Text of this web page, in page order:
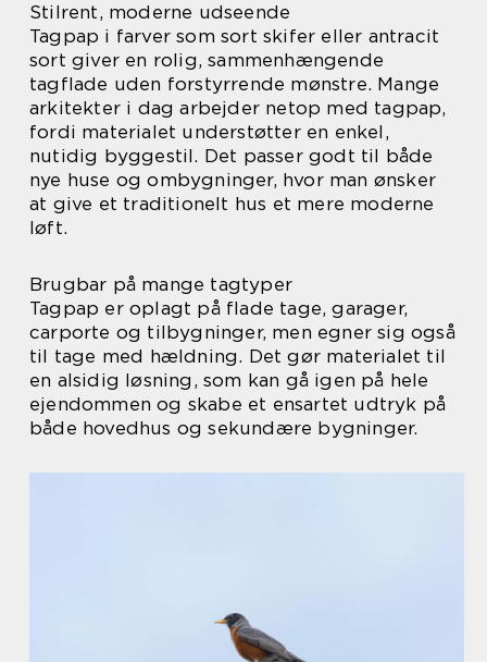
Stilrent, moderne udseende
Tagpap i farver som sort skifer eller antracit
sort giver en rolig, sammenhængende
tagflade uden forstyrrende mønstre. Mange
arkitekter i dag arbejder netop med tagpap,
fordi materialet understøtter en enkel,
nutidig byggestil. Det passer godt til både
nye huse og ombygninger, hvor man ønsker
at give et traditionelt hus et mere moderne
løft.
Brugbar på mange tagtyper
Tagpap er oplagt på flade tage, garager,
carporte og tilbygninger, men egner sig også
til tage med hældning. Det gør materialet til
en alsidig løsning, som kan gå igen på hele
ejendommen og skabe et ensartet udtryk på
både hovedhus og sekundære bygninger.